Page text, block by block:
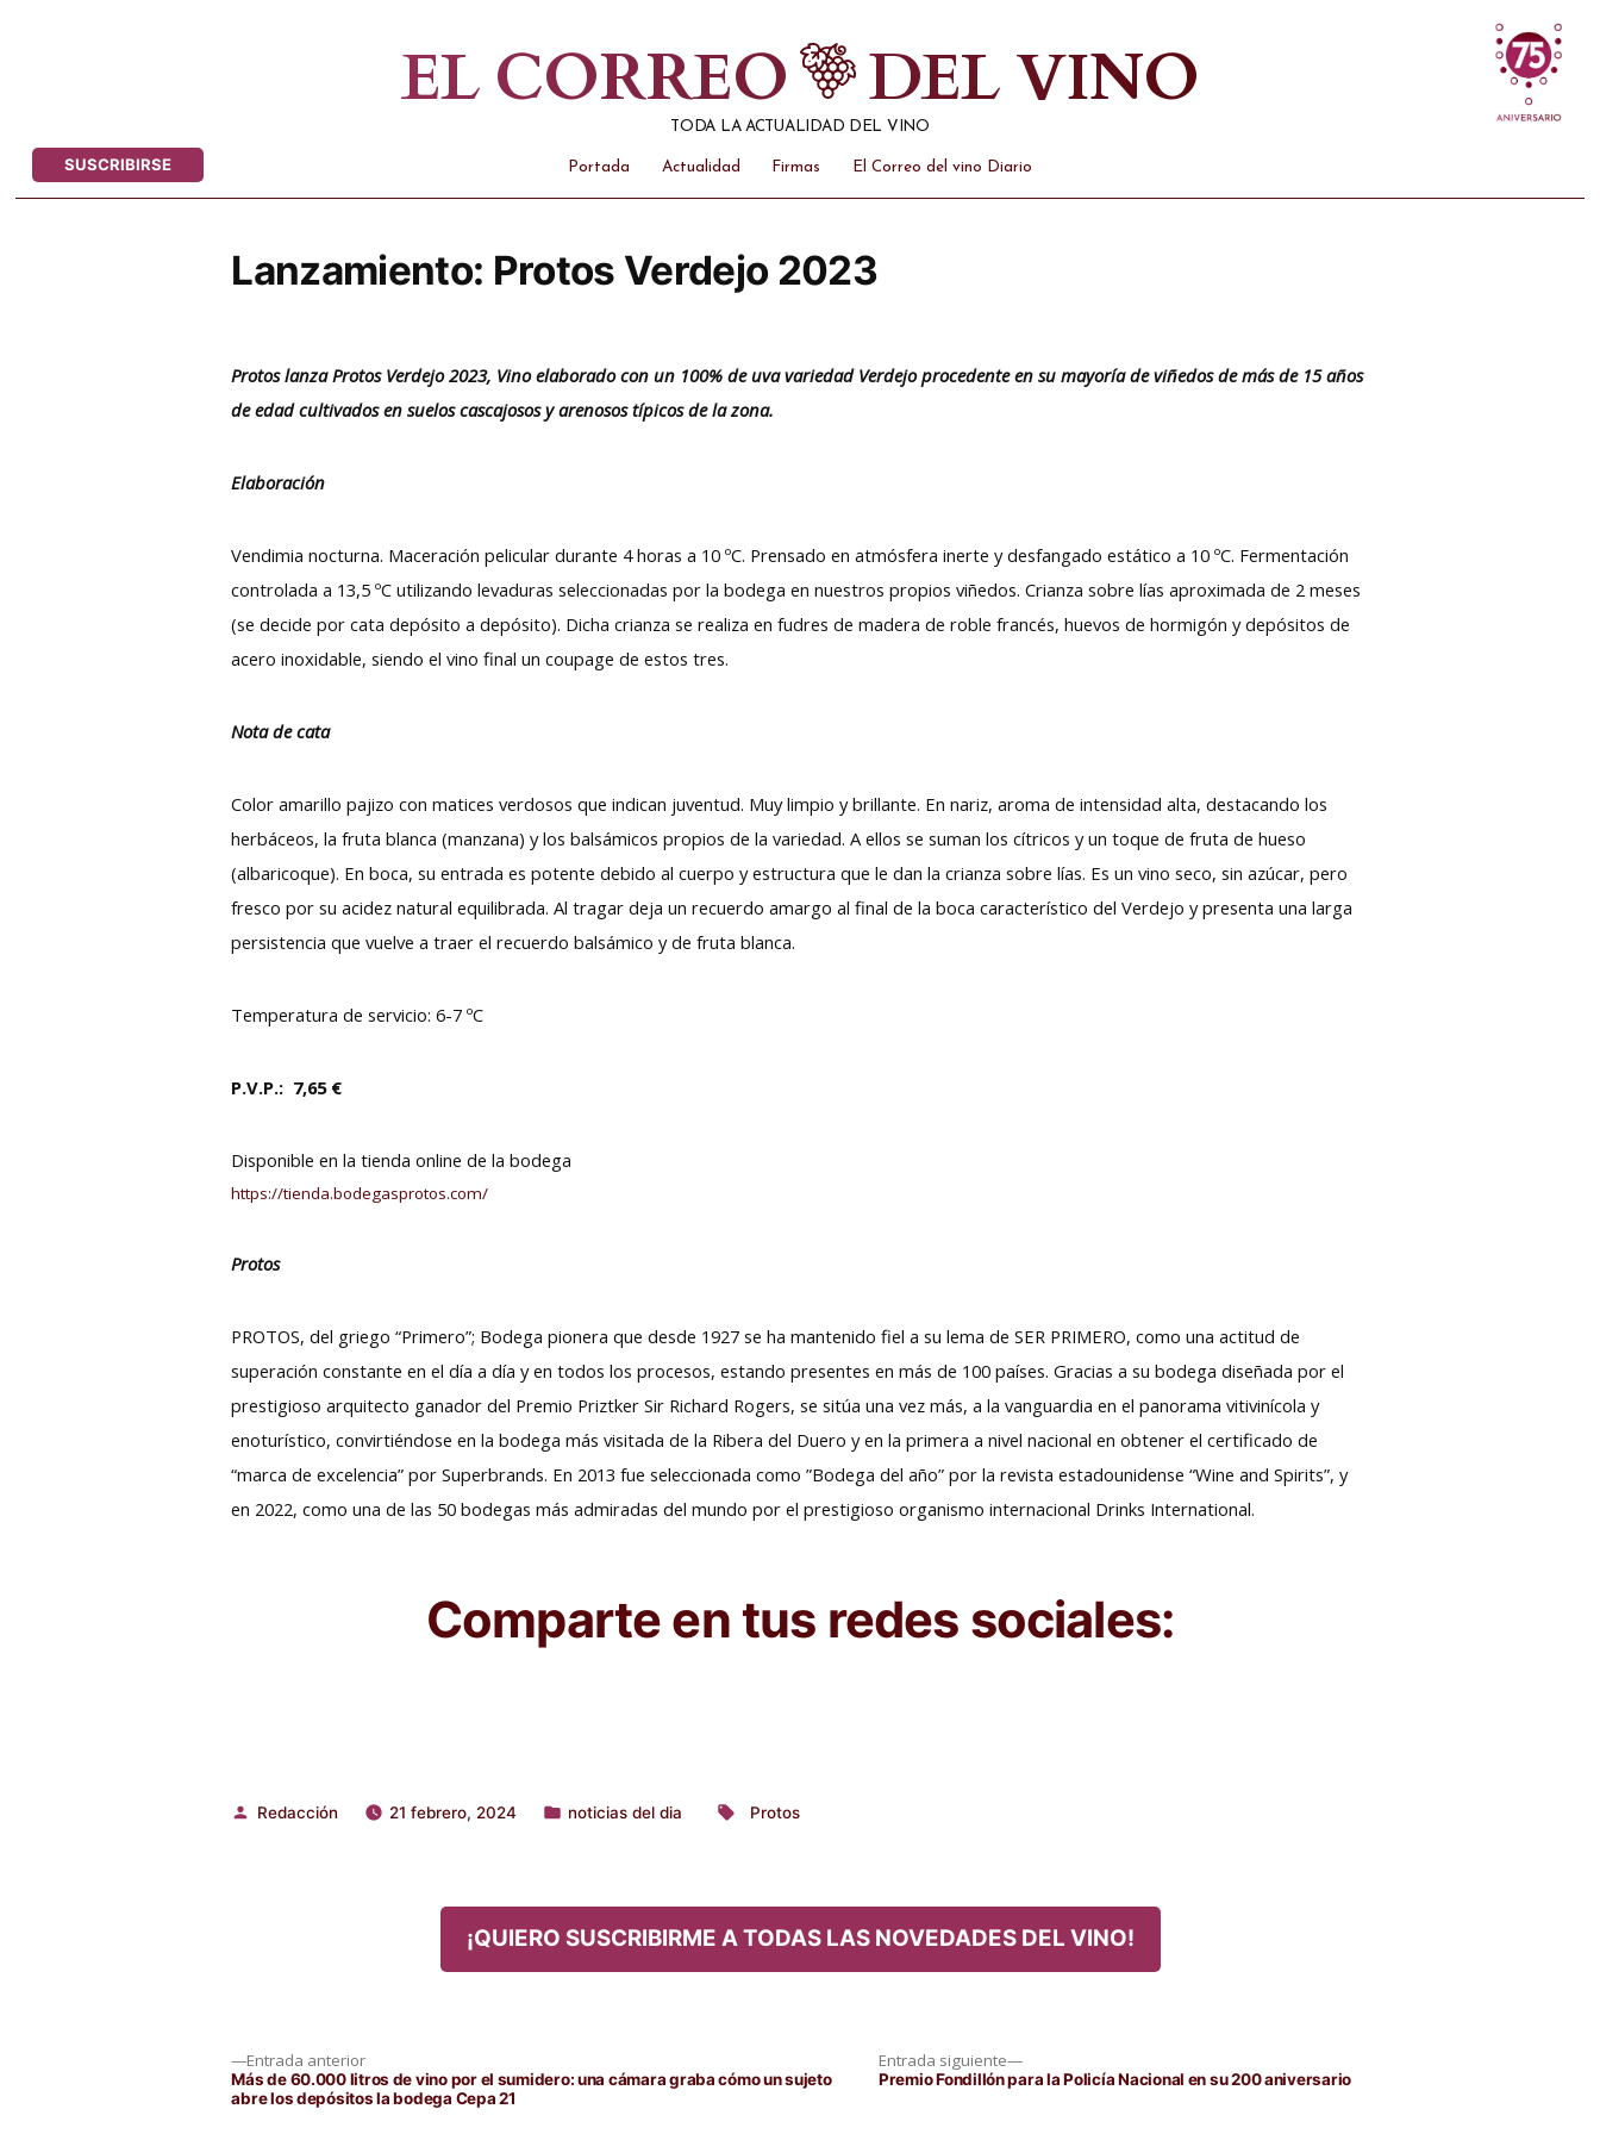
EL CORREO DEL VINO
TODA LA ACTUALIDAD DEL VINO
SUSCRIBIRSE Portada Actualidad Firmas El Correo del vino Diario
Lanzamiento: Protos Verdejo 2023
Protos lanza Protos Verdejo 2023, Vino elaborado con un 100% de uva variedad Verdejo procedente en su mayoría de viñedos de más de 15 años
de edad cultivados en suelos cascajosos y arenosos típicos de la zona.
Elaboración
Vendimia nocturna. Maceración pelicular durante 4 horas a 10 ºC. Prensado en atmósfera inerte y desfangado estático a 10 ºC. Fermentación
controlada a 13,5 ºC utilizando levaduras seleccionadas por la bodega en nuestros propios viñedos. Crianza sobre lías aproximada de 2 meses
(se decide por cata depósito a depósito). Dicha crianza se realiza en fudres de madera de roble francés, huevos de hormigón y depósitos de
acero inoxidable, siendo el vino final un coupage de estos tres.
Nota de cata
Color amarillo pajizo con matices verdosos que indican juventud. Muy limpio y brillante. En nariz, aroma de intensidad alta, destacando los
herbáceos, la fruta blanca (manzana) y los balsámicos propios de la variedad. A ellos se suman los cítricos y un toque de fruta de hueso
(albaricoque). En boca, su entrada es potente debido al cuerpo y estructura que le dan la crianza sobre lías. Es un vino seco, sin azúcar, pero
fresco por su acidez natural equilibrada. Al tragar deja un recuerdo amargo al final de la boca característico del Verdejo y presenta una larga
persistencia que vuelve a traer el recuerdo balsámico y de fruta blanca.
Temperatura de servicio: 6-7 ºC
P.V.P.: 7,65 €
Disponible en la tienda online de la bodega
https://tienda.bodegasprotos.com/
Protos
PROTOS, del griego “Primero”; Bodega pionera que desde 1927 se ha mantenido fiel a su lema de SER PRIMERO, como una actitud de
superación constante en el día a día y en todos los procesos, estando presentes en más de 100 países. Gracias a su bodega diseñada por el
prestigioso arquitecto ganador del Premio Priztker Sir Richard Rogers, se sitúa una vez más, a la vanguardia en el panorama vitivinícola y
enoturístico, convirtiéndose en la bodega más visitada de la Ribera del Duero y en la primera a nivel nacional en obtener el certificado de
“marca de excelencia” por Superbrands. En 2013 fue seleccionada como ”Bodega del año” por la revista estadounidense “Wine and Spirits”, y
en 2022, como una de las 50 bodegas más admiradas del mundo por el prestigioso organismo internacional Drinks International.
Comparte en tus redes sociales:
Publicado
Redacción 21 febrero, 2024
Publicado
noticias del dia
Etiquetas:
Protos
¡QUIERO SUSCRIBIRME A TODAS LAS NOVEDADES DEL VINO!
Entrada anteriorEntrada
anterior:
Más de 60.000 litros de vino por el sumidero: una cámara graba cómo un sujeto
abre los depósitos la bodega Cepa 21
Entrada siguiente
Entrada
siguiente:
Premio Fondillón para la Policía Nacional en su 200 aniversario